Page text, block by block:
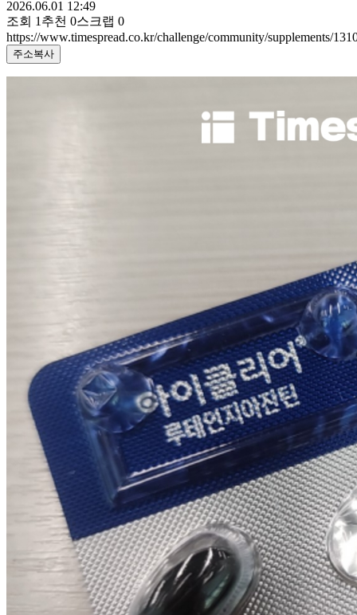
2026.06.01 12:49
조회 1 추천 0스크랩 0
https://www.timespread.co.kr/challenge/community/supplements/
주소복사